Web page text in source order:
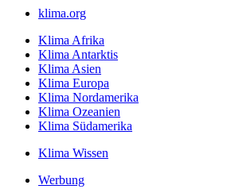
klima.org
Klima Afrika
Klima Antarktis
Klima Asien
Klima Europa
Klima Nordamerika
Klima Ozeanien
Klima Südamerika
Klima Wissen
Werbung